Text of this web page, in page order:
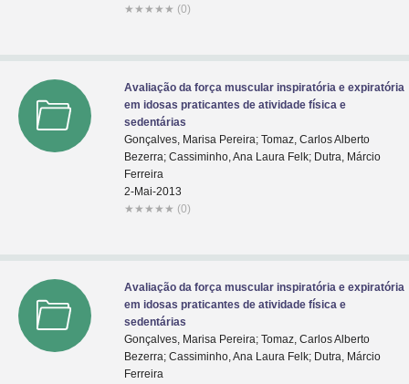
★ ★ ★ ★ ★ (0)
Avaliação da força muscular inspiratória e expiratória
em idosas praticantes de atividade física e
sedentárias
Gonçalves, Marisa Pereira; Tomaz, Carlos Alberto
Bezerra; Cassiminho, Ana Laura Felk; Dutra, Márcio
Ferreira
2-Mai-2013
★ ★ ★ ★ ★ (0)
Avaliação da força muscular inspiratória e expiratória
em idosas praticantes de atividade física e
sedentárias
Gonçalves, Marisa Pereira; Tomaz, Carlos Alberto
Bezerra; Cassiminho, Ana Laura Felk; Dutra, Márcio
Ferreira